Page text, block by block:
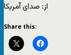
از: صدای آمریکا
Share this: